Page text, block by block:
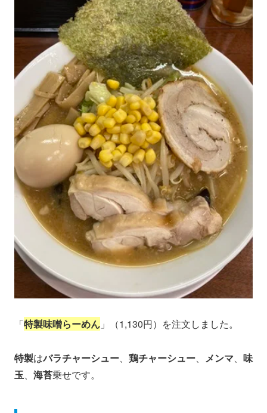
「特製味噌らーめん 」（1,130円）を注文しました。
特製はバラチャーシュー、 鶏チャーシュー、 メンマ、 味
玉、 海苔乗せです。